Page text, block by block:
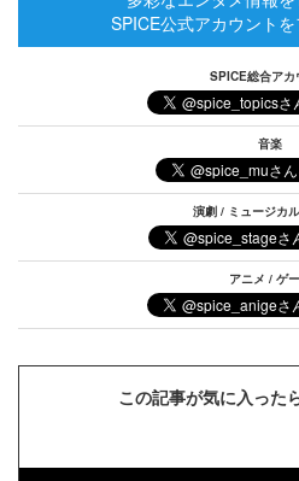
SPICE公式アカウントを
SPICE総合アカ
音楽
演劇 / ミュージカ
アニメ / ゲ
この記事が気に入った